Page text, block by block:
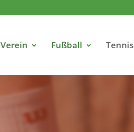
Verein Fußball Tennis